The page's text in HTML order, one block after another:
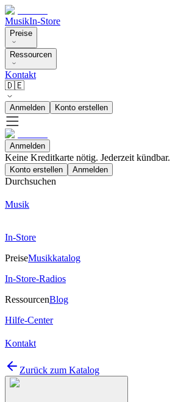
MusikIn-Store
Preise
Ressourcen
Kontakt
🇩🇪
Anmelden Konto erstellen
Anmelden
Keine Kreditkarte nötig. Jederzeit kündbar.
Konto erstellen Anmelden
Durchsuchen
Musik
In-Store
PreiseMusikkatalog
In-Store-Radios
RessourcenBlog
Hilfe-Center
Kontakt
Zurück zum Katalog